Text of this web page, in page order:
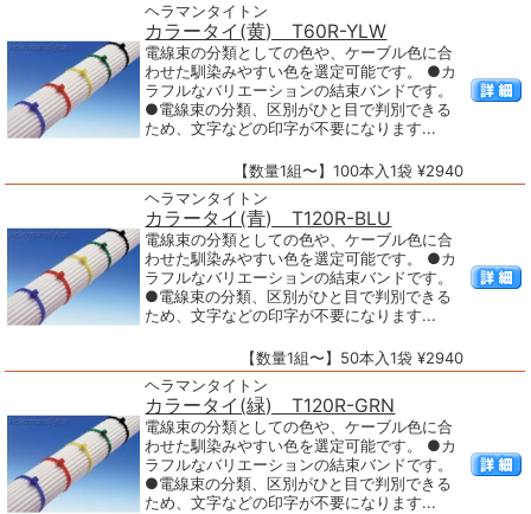
ヘラマンタイトン
カラータイ(黄) T60R-YLW
電線束の分類としての色や、ケーブル色に合
わせた馴染みやすい色を選定可能です。 ●カ
ラフルなバリエーションの結束バンドです。
●電線束の分類、区別がひと目で判別できる
ため、文字などの印字が不要になります...
【数量1組〜】100本入1袋 ¥2940
ヘラマンタイトン
カラータイ(青) T120R-BLU
電線束の分類としての色や、ケーブル色に合
わせた馴染みやすい色を選定可能です。 ●カ
ラフルなバリエーションの結束バンドです。
●電線束の分類、区別がひと目で判別できる
ため、文字などの印字が不要になります...
【数量1組〜】50本入1袋 ¥2940
ヘラマンタイトン
カラータイ(緑) T120R-GRN
電線束の分類としての色や、ケーブル色に合
わせた馴染みやすい色を選定可能です。 ●カ
ラフルなバリエーションの結束バンドです。
●電線束の分類、区別がひと目で判別できる
ため、文字などの印字が不要になります...